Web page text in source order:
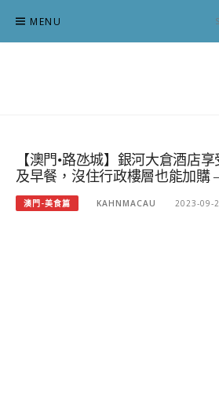
content
MENU
【澳門•路氹城】銀河大倉酒店
及早餐，沒住行政樓層也能加購
澳門-美食篇 KAHNMACAU 2023-09-